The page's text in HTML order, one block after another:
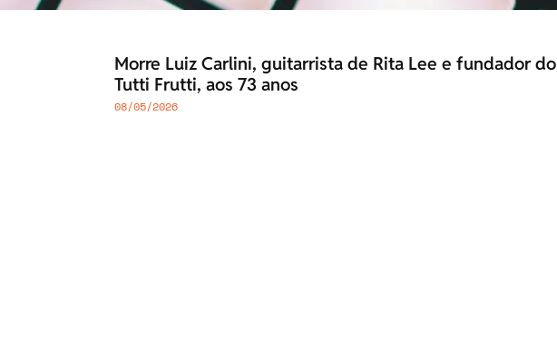
Morre Luiz Carlini, guitarrista de Rita Lee e fundador do
Tutti Frutti, aos 73 anos
08/05/2026